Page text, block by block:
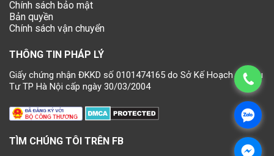
Chính sách bảo mật
Bản quyền
Chính sách vận chuyển
THÔNG TIN PHÁP LÝ
Giấy chứng nhận ĐKKD số 0101474165 do Sở Kế Hoạch và Đầu
Tư TP Hà Nội cấp ngày 30/03/2004
TÌM CHÚNG TÔI TRÊN FB